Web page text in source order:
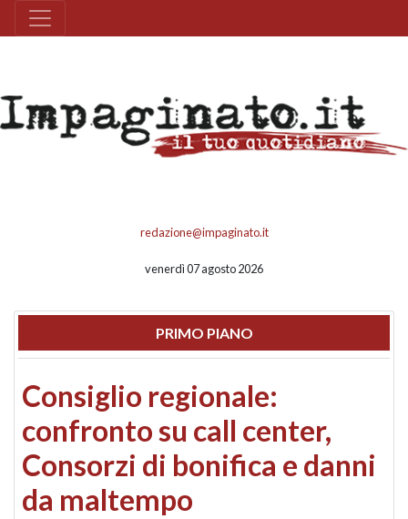
redazione@impaginato.it
venerdì 07 agosto 2026
PRIMO PIANO
Consiglio regionale:
confronto su call center,
Consorzi di bonifica e danni
da maltempo